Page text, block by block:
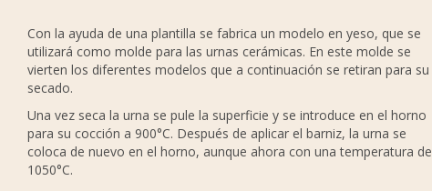
Con la ayuda de una plantilla se fabrica un modelo en yeso, que se
utilizará como molde para las urnas cerámicas. En este molde se
vierten los diferentes modelos que a continuación se retiran para su
secado.
Una vez seca la urna se pule la superficie y se introduce en el horno
para su cocción a 900°C. Después de aplicar el barniz, la urna se
coloca de nuevo en el horno, aunque ahora con una temperatura de
1050°C.